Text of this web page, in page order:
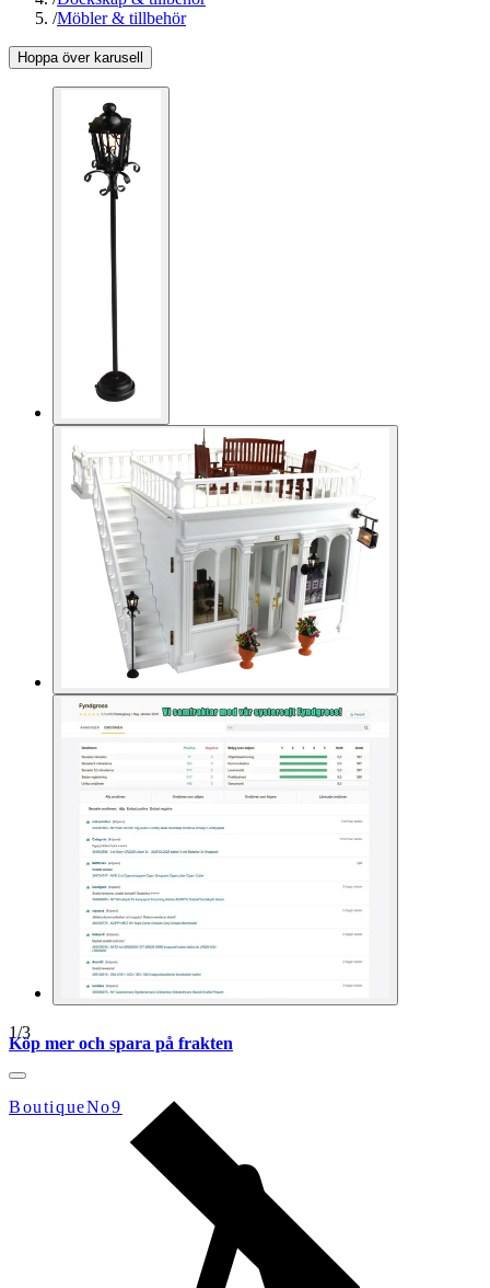
/Möbler & tillbehör
Hoppa över karusell
1/3
BoutiqueNo9
Köp mer och spara på frakten